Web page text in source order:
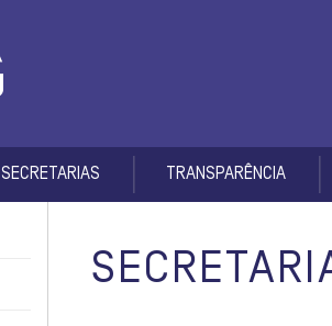
SECRETARIAS TRANSPARÊNCIA